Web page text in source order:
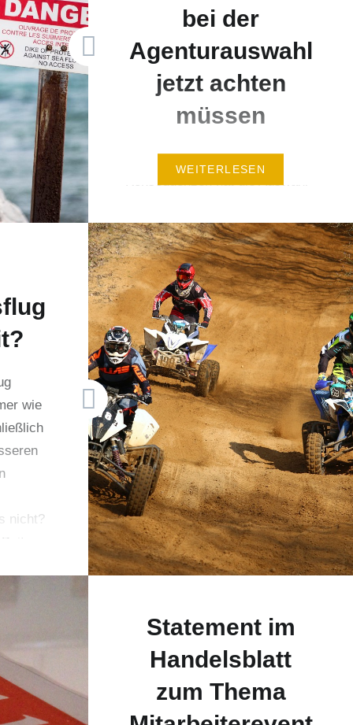
bei der
Agenturauswahl
jetzt achten
müssen
Welche weitreichenden
Konsequenzen hat die Auswahl
der EU-Pauschalreiserichtlinie
ergeben sich viele Vorteile für
die Incentive-Planer, wenn sie
vorab geprüft haben, ob sie bei
einem Vertmittler oder einem
Veranstalter buchen möchten.
Eine ganz entscheidende Frage,
die viele Agenturen beschäftigt
ist: wann bin ich Veranstalter
und wann bin ich Vermittler?
Das…
WEITERLESEN
wie
nicht?
Statement im
Handelsblatt
zum Thema